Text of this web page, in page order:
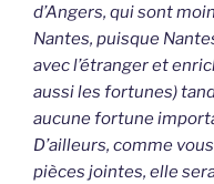
d’Angers, qui sont
Nantes, puisque
avec l’étranger et
aussi les fortunes)
aucune fortune
D’ailleurs, comme
pièces jointes, elle